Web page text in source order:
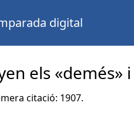
digital
els «demés»
citació: 1907.